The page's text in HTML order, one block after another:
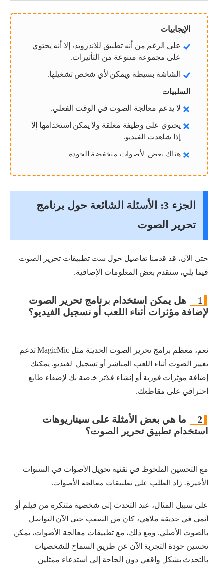
الإيجابيات
على الرغم من أنه تطبيق للاندرويد، إلا أنه يحتوي
على مجموعة متنوعة من التأثيرات.
الشاشة بسيطة ويمكن لأي شخص تشغيلها.
السلبيات
لا يدعم معالجة الصوت في الوقت الفعلي.
يحتوي على وظيفة مغلقة ولا يمكن استخدامها إلا
إذا شاهدت الفيديو.
هناك بعض الأصوات منخفضة الجودة.
الجزء 3: الأسئلة الشائعة حول برنامج
تحرير الصوت
حتى الآن، قد قدمنا تفاصيل حول ست تطبيقات تحرير الصوت.
فيما يلي، سنقدم بعض المعلومات الإضافية.
1
هل يمكن استخدام برنامج تحرير الصوت
لإضافة مؤثرات أثناء اللعب أو تسجيل الفيديو؟
نعم، معظم برامج تحرير الصوت الحديثة مثل MagicMic تدعم
تغيير الصوت أثناء اللعب المباشر أو تسجيل الفيديو. يمكنك
إضافة مؤثرات فورية أو إنشاء فلاتر خاصة بك لإضفاء طابع
احترافي على مقاطعك.
2
ما هي بعض الأمثلة على سيناريوهات
استخدام تطبيق تحرير الصوت؟
مع التحسين الملحوظ في تقنية تحويل الأصوات في السنوات
الأخيرة، زاد الطلب على تطبيقات معالجة الأصوات.
على سبيل المثال، عند التحدث إلى شخصية متنكرة من فيلم أو
أنمي في حديقة ملاهي، كان من الصعب حتى الآن التواصل
بالصوت الأصلي. ومع ذلك، مع تطبيقات معالجة الأصوات، يمكن
تحسين جودة التجربة الآن عن طريق السماح للشخصيات
بالتحدث بشكل واقعي دون الحاجة إلى استدعاء ممثلين